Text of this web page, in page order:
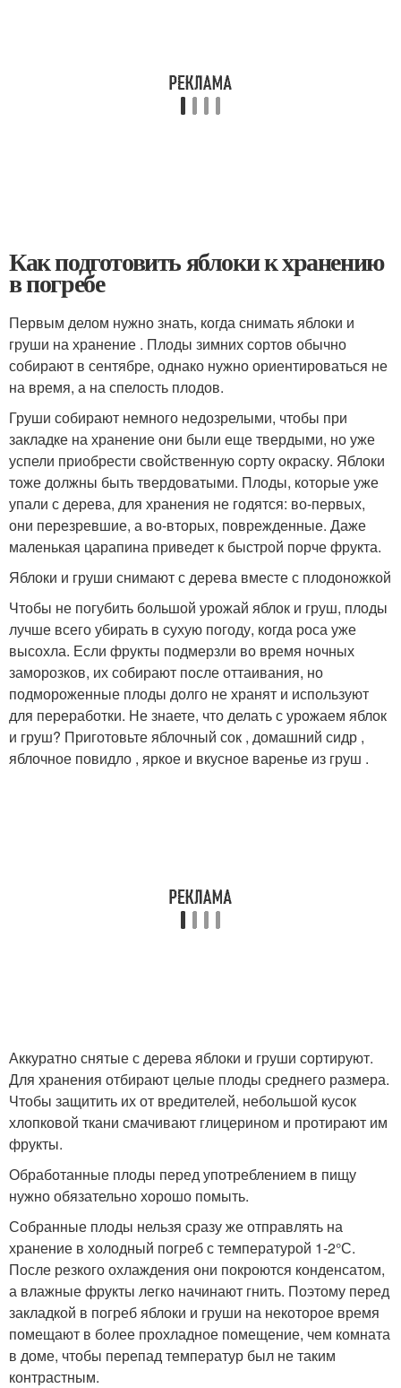
Как подготовить яблоки к хранению
в погребе
Первым делом нужно знать, когда снимать яблоки и
груши на хранение . Плоды зимних сортов обычно
собирают в сентябре, однако нужно ориентироваться не
на время, а на спелость плодов.
Груши собирают немного недозрелыми, чтобы при
закладке на хранение они были еще твердыми, но уже
успели приобрести свойственную сорту окраску. Яблоки
тоже должны быть твердоватыми. Плоды, которые уже
упали с дерева, для хранения не годятся: во-первых,
они перезревшие, а во-вторых, поврежденные. Даже
маленькая царапина приведет к быстрой порче фрукта.
Яблоки и груши снимают с дерева вместе с плодоножкой
Чтобы не погубить большой урожай яблок и груш, плоды
лучше всего убирать в сухую погоду, когда роса уже
высохла. Если фрукты подмерзли во время ночных
заморозков, их собирают после оттаивания, но
подмороженные плоды долго не хранят и используют
для переработки. Не знаете, что делать с урожаем яблок
и груш? Приготовьте яблочный сок , домашний сидр ,
яблочное повидло , яркое и вкусное варенье из груш .
Аккуратно снятые с дерева яблоки и груши сортируют.
Для хранения отбирают целые плоды среднего размера.
Чтобы защитить их от вредителей, небольшой кусок
хлопковой ткани смачивают глицерином и протирают им
фрукты.
Обработанные плоды перед употреблением в пищу
нужно обязательно хорошо помыть.
Собранные плоды нельзя сразу же отправлять на
хранение в холодный погреб с температурой 1-2°С.
После резкого охлаждения они покроются конденсатом,
а влажные фрукты легко начинают гнить. Поэтому перед
закладкой в погреб яблоки и груши на некоторое время
помещают в более прохладное помещение, чем комната
в доме, чтобы перепад температур был не таким
контрастным.